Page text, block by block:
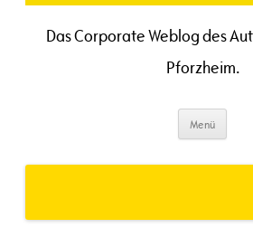
Das Corporate Weblog des
Pforzheim.
Menü